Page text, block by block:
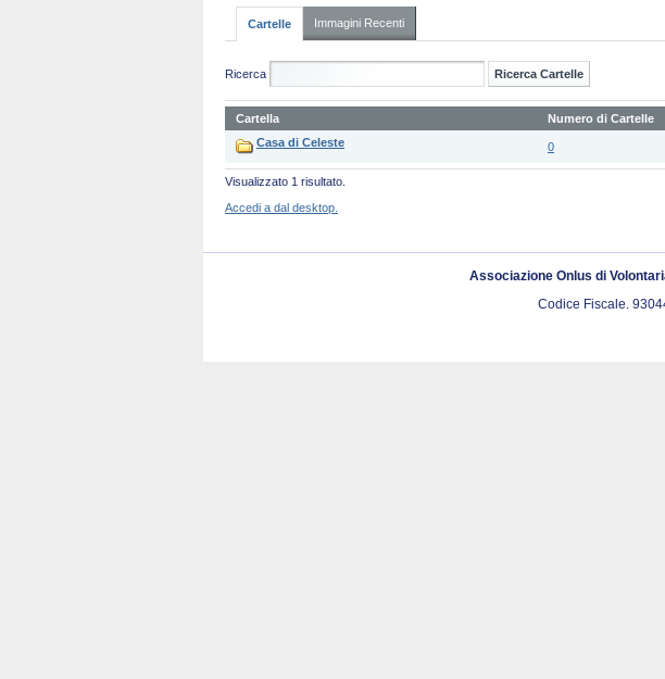
Cartelle Immagini Recenti
Ricerca
Cartella Numero di Cartelle
Casa di Celeste
0
Visualizzato 1 risultato.
Accedi a dal desktop.
Associazione Onlus di
Codice Fiscale.